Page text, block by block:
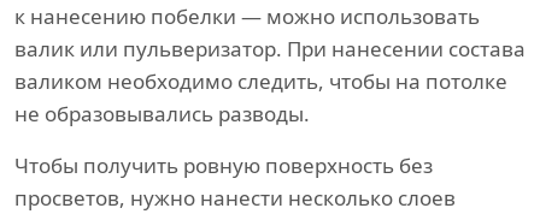
к нанесению побелки — можно использовать
валик или пульверизатор. При нанесении состава
валиком необходимо следить, чтобы на потолке
не образовывались разводы.
Чтобы получить ровную поверхность без
просветов, нужно нанести несколько слоев